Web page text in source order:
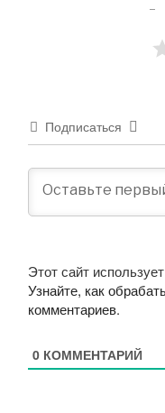
Подписаться
Этот сайт
Узнайте, как
комментариев.
0 КОММЕНТАРИЙ